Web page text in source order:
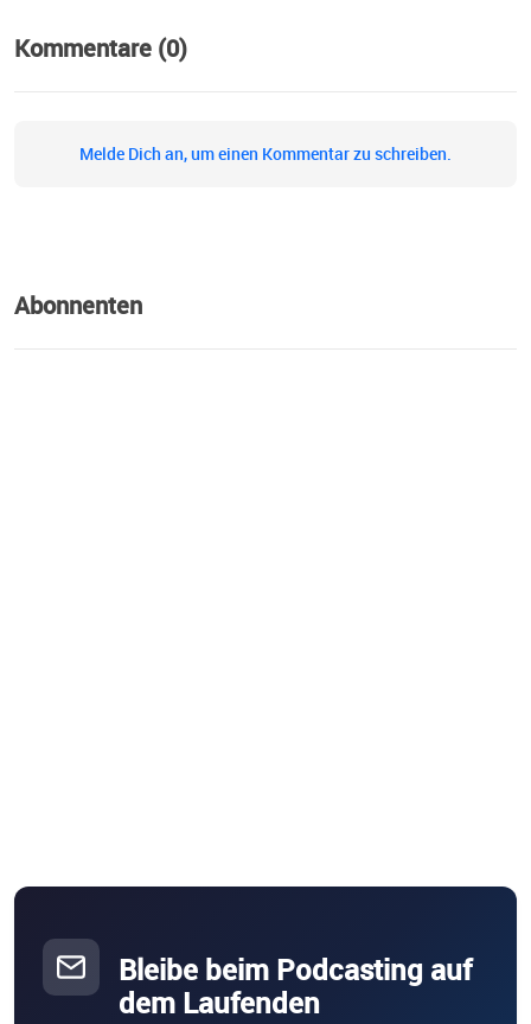
Kommentare (0)
Melde Dich an, um einen Kommentar zu schreiben.
Abonnenten
Bleibe beim Podcasting auf
dem Laufenden